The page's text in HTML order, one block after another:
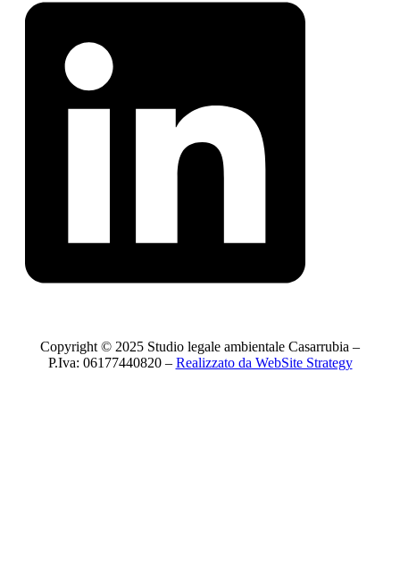
Copyright © 2025 Studio legale ambientale Casarrubia –
P.Iva: 06177440820 – Realizzato da WebSite Strategy